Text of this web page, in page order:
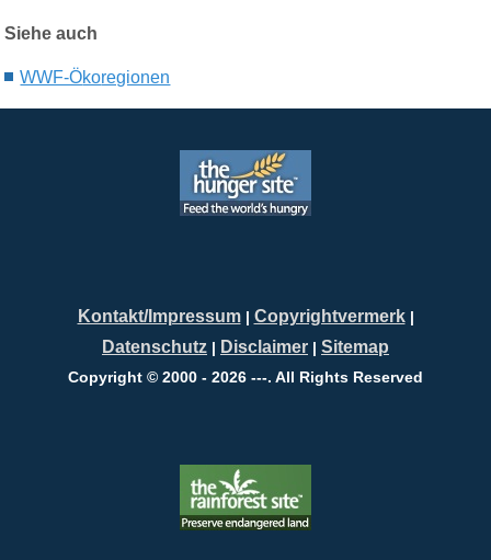
Siehe auch
WWF-Ökoregionen
Kontakt/Impressum| Copyrightvermerk|
Datenschutz | Disclaimer | Sitemap
Copyright © 2000 - 2026 ---. All Rights Reserved